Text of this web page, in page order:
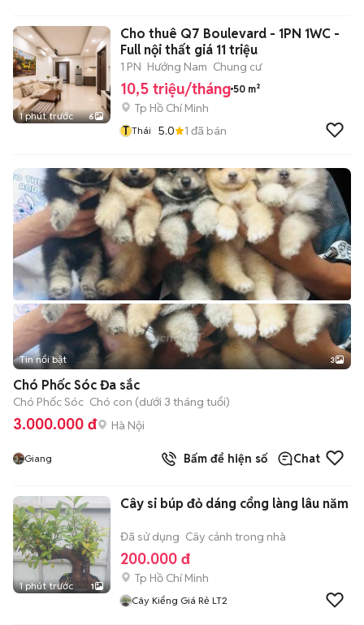
1 phút trước 6
Cho thuê Q7 Boulevard - 1PN 1WC -
Full nội thất giá 11 triệu
1 PN Hướng Nam Chung cư
10,5 triệu/tháng 50 m²
Tp Hồ Chí Minh
T Thái 5.0 1 đã bán
Tin nổi bật 3
Chó Phốc Sóc Đa sắc
Chó Phốc Sóc Chó con (dưới 3 tháng tuổi)
3.000.000 đ Hà Nội
Giang Bấm để hiện số Chat
1 phút trước 1
Cây si búp đỏ dáng cổng làng lâu năm
Đã sử dụng Cây cảnh trong nhà
200.000 đ
Tp Hồ Chí Minh
Cây Kiểng Giá Rẻ LT2